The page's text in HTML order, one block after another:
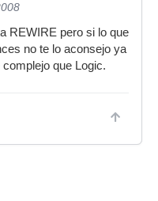
REWIRE pero si lo que
no te lo aconsejo ya
que Logic.